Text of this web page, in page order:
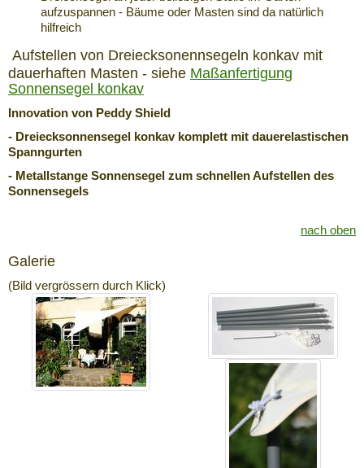
aufzuspannen - Bäume oder Masten sind da natürlich
hilfreich
Aufstellen von Dreiecksonennsegeln konkav mit
dauerhaften Masten - siehe Maßanfertigung
Sonnensegel konkav
Innovation von Peddy Shield
- Dreiecksonnensegel konkav komplett mit dauerelastischen
Spanngurten
- Metallstange Sonnensegel zum schnellen Aufstellen des
Sonnensegels
nach oben
Galerie
(Bild vergrössern durch Klick)